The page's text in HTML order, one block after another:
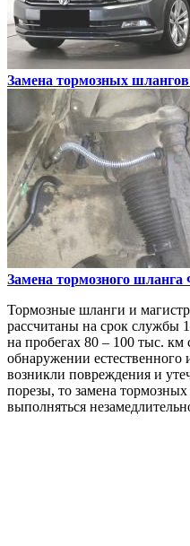
Замена тормозных шлангов
Замена тормозного шланга
Тормозные шланги и
рассчитаны на срок службы
на пробегах 80 – 100 тыс. км
обнаружении естественного
возникли повреждения и
порезы, то замена
выполняться